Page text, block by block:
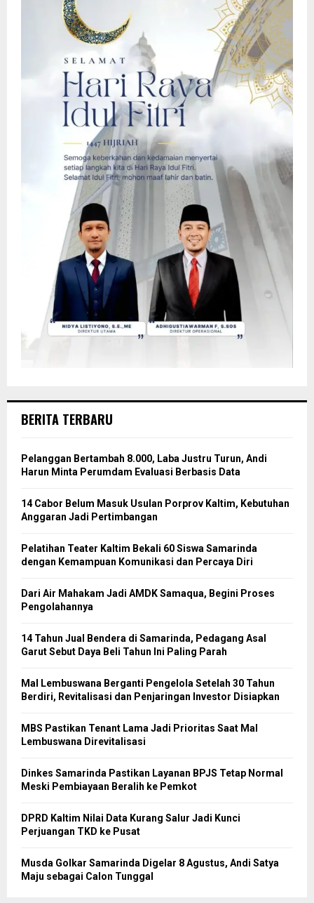
BERITA TERBARU
Pelanggan Bertambah 8.000, Laba Justru Turun, Andi
Harun Minta Perumdam Evaluasi Berbasis Data
14 Cabor Belum Masuk Usulan Porprov Kaltim, Kebutuhan
Anggaran Jadi Pertimbangan
Pelatihan Teater Kaltim Bekali 60 Siswa Samarinda
dengan Kemampuan Komunikasi dan Percaya Diri
Dari Air Mahakam Jadi AMDK Samaqua, Begini Proses
Pengolahannya
14 Tahun Jual Bendera di Samarinda, Pedagang Asal
Garut Sebut Daya Beli Tahun Ini Paling Parah
Mal Lembuswana Berganti Pengelola Setelah 30 Tahun
Berdiri, Revitalisasi dan Penjaringan Investor Disiapkan
MBS Pastikan Tenant Lama Jadi Prioritas Saat Mal
Lembuswana Direvitalisasi
Dinkes Samarinda Pastikan Layanan BPJS Tetap Normal
Meski Pembiayaan Beralih ke Pemkot
DPRD Kaltim Nilai Data Kurang Salur Jadi Kunci
Perjuangan TKD ke Pusat
Musda Golkar Samarinda Digelar 8 Agustus, Andi Satya
Maju sebagai Calon Tunggal